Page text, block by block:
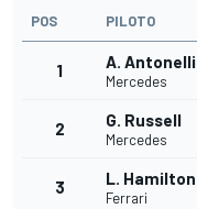
POS PILOTO
1 A. Antonelli
Mercedes
2 G. Russell
Mercedes
3 L. Hamilton
Ferrari